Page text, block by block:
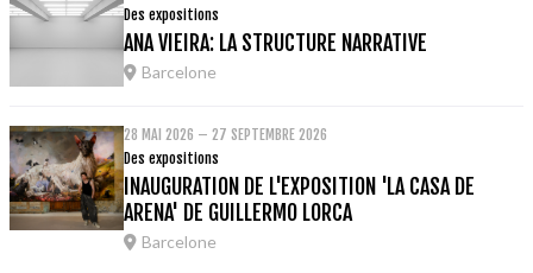
Des expositions
ANA VIEIRA: LA STRUCTURE NARRATIVE
Barcelone
28 MAI 2026 – 27 SEPTEMBRE 2026
Des expositions
INAUGURATION DE L'EXPOSITION 'LA CASA DE
ARENA' DE GUILLERMO LORCA
Barcelone